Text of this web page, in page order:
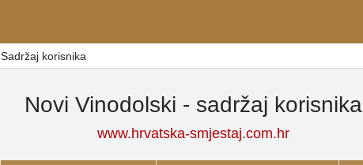
Sadržaj korisnika
Novi Vinodolski - sadržaj korisnika
www.hrvatska-smjestaj.com.hr